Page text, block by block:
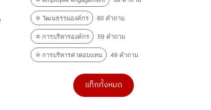
วัฒนธรรมองค์กร
60 คำถาม
การบริหารองค์กร
59 คำถาม
การบริหารค่าตอบแทน
49 คำถาม
แท็กทั้งหมด